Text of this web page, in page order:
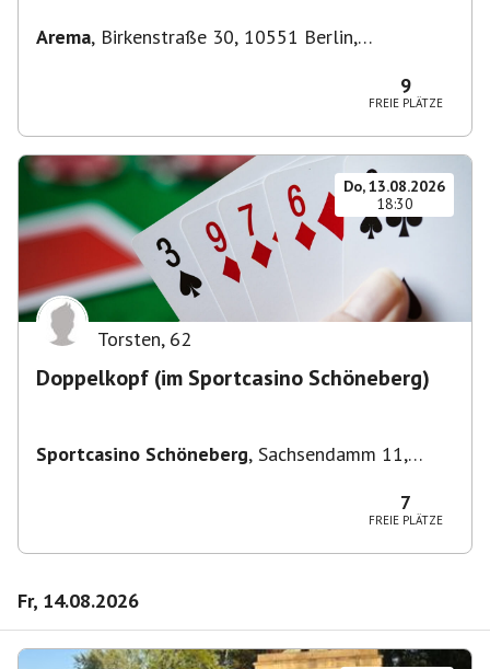
Arema, Birkenstraße 30, 10551 Berlin,
9
FREIE PLÄTZE
Do, 13.08.2026
18:30
Torsten, 62
Doppelkopf (im Sportcasino Schöneberg)
Sportcasino Schöneberg, Sachsendamm 11,
7
FREIE PLÄTZE
Fr, 14.08.2026